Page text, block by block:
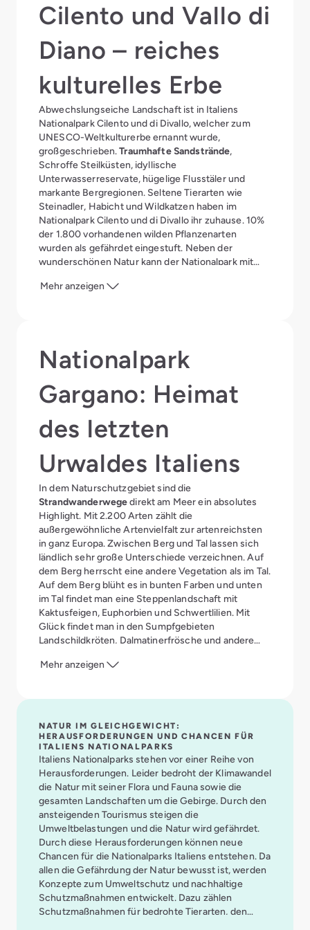
Cilento und Vallo di
Diano – reiches
kulturelles Erbe
Abwechslungseiche Landschaft ist in Italiens
Nationalpark Cilento und di Divallo, welcher zum
UNESCO-Weltkulturerbe ernannt wurde,
großgeschrieben.Traumhafte Sandstrände,
Schroffe Steilküsten, idyllische
Unterwasserreservate, hügelige Flusstäler und
markante Bergregionen. Seltene Tierarten wie
Steinadler, Habicht und Wildkatzen haben im
Nationalpark Cilento und di Divallo ihr zuhause. 10%
der 1.800 vorhandenen wilden Pflanzenarten
wurden als gefährdet eingestuft. Neben der
wunderschönen Natur kann der Nationalpark mit
überzeugen. Vom Massentourismus verschont,
Mehr anzeigen
Nationalpark
Gargano: Heimat
des letzten
Urwaldes Italiens
In dem Naturschutzgebiet sind die
Strandwanderwegedirekt am Meer ein absolutes
Highlight. Mit 2.200 Arten zählt die
außergewöhnliche Artenvielfalt zur artenreichsten
in ganz Europa. Zwischen Berg und Tal lassen sich
ländlich sehr große Unterschiede verzeichnen. Auf
dem Berg herrscht eine andere Vegetation als im Tal.
Auf dem Berg blüht es in bunten Farben und unten
im Tal findet man eine Steppenlandschaft mit
Kaktusfeigen, Euphorbien und Schwertlilien. Mit
Glück findet man in den Sumpfgebieten
Landschildkröten, Dalmatinerfrösche und andere
Mehr anzeigen
NATUR IM GLEICHGEWICHT:
HERAUSFORDERUNGEN UND CHANCEN FÜR
ITALIENS NATIONALPARKS
Italiens Nationalparks stehen vor einer Reihe von
Herausforderungen. Leider bedroht der Klimawandel
die Natur mit seiner Flora und Fauna sowie die
gesamten Landschaften um die Gebirge. Durch den
ansteigenden Tourismus steigen die
Umweltbelastungen und die Natur wird gefährdet.
Durch diese Herausforderungen können neue
Chancen für die Nationalparks Italiens entstehen. Da
allen die Gefährdung der Natur bewusst ist, werden
Konzepte zum Umweltschutz und nachhaltige
Schutzmaßnahmen entwickelt. Dazu zählen
Schutzmaßnahmen für bedrohte Tierarten, den